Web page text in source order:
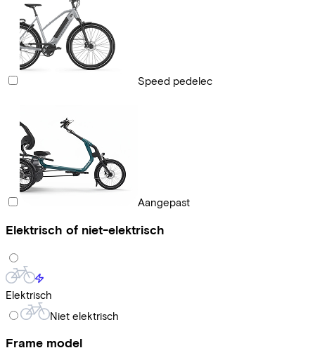
Speed pedelec
Aangepast
Elektrisch of niet-elektrisch
Elektrisch
Niet elektrisch
Frame model